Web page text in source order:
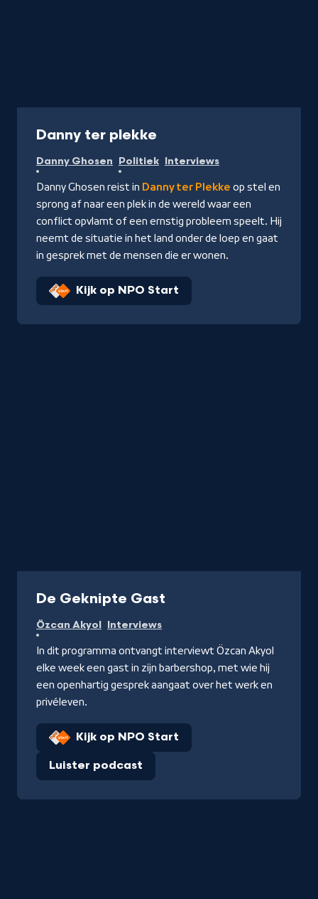
Danny ter plekke
Danny Ghosen Politiek Interviews
Danny Ghosen reist in Danny ter Plekke op stel en
sprong af naar een plek in de wereld waar een
conflict opvlamt of een ernstig probleem speelt. Hij
neemt de situatie in het land onder de loep en gaat
in gesprek met de mensen die er wonen.
Kijk op NPO Start
De Geknipte Gast
Özcan Akyol Interviews
In dit programma ontvangt interviewt Özcan Akyol
elke week een gast in zijn barbershop, met wie hij
een openhartig gesprek aangaat over het werk en
privéleven.
Kijk op NPO Start
Luister podcast